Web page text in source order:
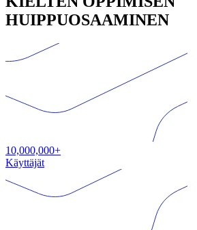
HUIPPUOSAAMINEN
10,000,000+
Käyttäjät